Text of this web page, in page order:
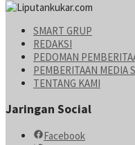
SMART GRUP
REDAKSI
PEDOMAN
PEMBERITAAN MEDIA
TENTANG KAMI
Jaringan Social
Facebook